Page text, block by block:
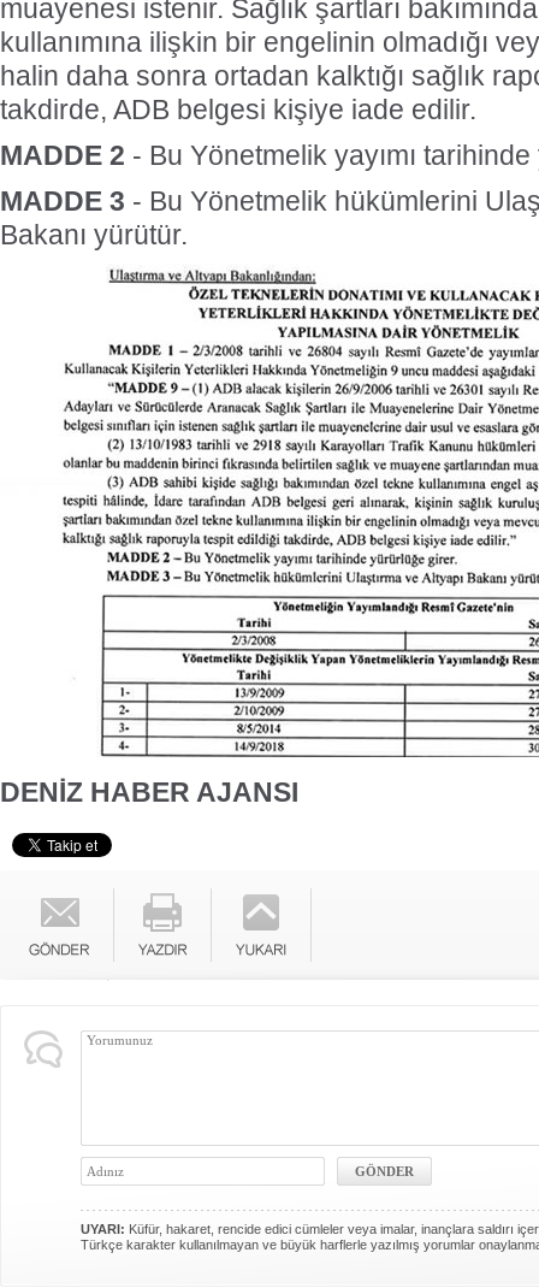
muayenesi istenir. Sağlık şartları
kullanımına ilişkin bir engelinin olmadığı
halin daha sonra ortadan kalktığı sağlık
takdirde, ADB belgesi kişiye iade edilir.
MADDE 2 - Bu Yönetmelik yayımı
MADDE 3 - Bu Yönetmelik hükümlerini
Bakanı yürütür.
DENİZ HABER AJANSI
UYARI: Küfür, hakaret, rencide edici cümleler veya imalar, inançlara saldırı
Türkçe karakter kullanılmayan ve büyük harflerle yazılmış yorumlar